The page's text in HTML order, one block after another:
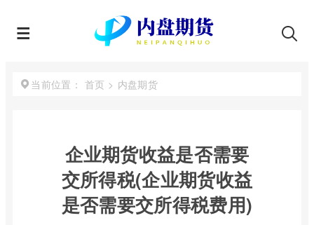
当前位置： 首页 > 内盘期货
企业期货收益是否需要
交所得税(企业期货收益
是否需要交所得税费用)